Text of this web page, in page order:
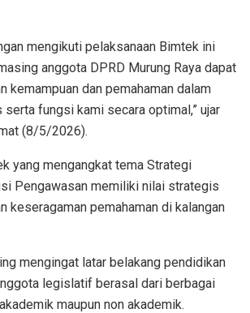
mengikuti pelaksanaan Bimtek ini
anggota DPRD Murung Raya dapat
kemampuan dan pemahaman dalam
serta fungsi kami secara optimal,” ujar
(8/5/2026).
yang mengangkat tema Strategi
Pengawasan memiliki nilai strategis
keseragaman pemahaman di kalangan
mengingat latar belakang pendidikan
legislatif berasal dari berbagai
maupun non akademik.